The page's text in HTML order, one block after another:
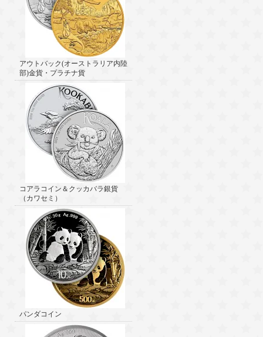
アウトバック(オーストラリア内陸
部)金貨・プラチナ貨
コアラコイン＆クッカバラ銀貨
（カワセミ）
パンダコイン